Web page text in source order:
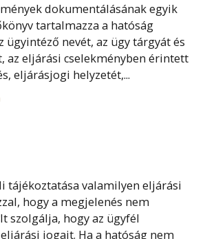
dokumentálásának egyik
tartalmazza a hatóság
ügyintéző nevét, az ügy tárgyát és
az eljárási cselekményben érintett
eljárásjogi helyzetét,...
tájékoztatása valamilyen eljárási
hogy a megjelenés nem
szolgálja, hogy az ügyfél
jogait. Ha a hatóság nem